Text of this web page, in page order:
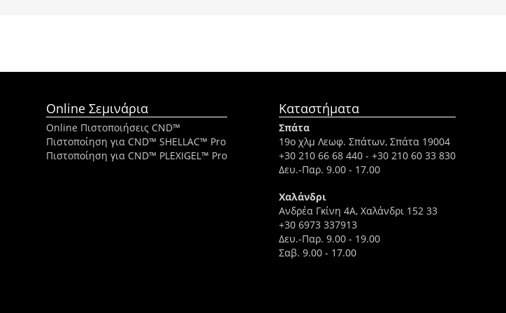
Online Σεμινάρια
Online Πιστοποιήσεις CND™
Πιστοποίηση για CND™ SHELLAC™ Pro
Πιστοποίηση για CND™ PLEXIGEL™ Pro
Καταστήματα
Σπάτα
19ο χλμ Λεωφ. Σπάτων, Σπάτα 19004
+30 210 66 68 440 - +30 210 60 33 830
Δευ.-Παρ. 9.00 - 17.00
Χαλάνδρι
Ανδρέα Γκίνη 4A, Χαλάνδρι 152 33
+30 6973 337913
Δευ.-Παρ. 9.00 - 19.00
Σαβ. 9.00 - 17.00